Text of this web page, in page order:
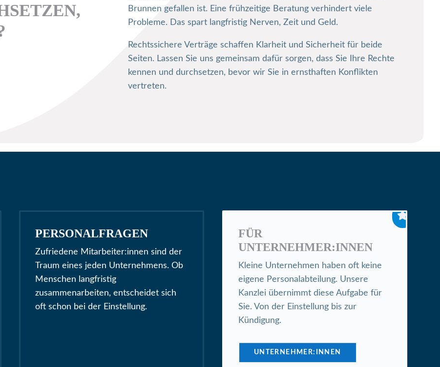
Brunnen gefallen ist. Eine frühzeitige Beratung verhindert viele
Probleme. Das spart langfristig Nerven, Zeit und Geld.
Rechtssichere Verträge schaffen Klarheit und Sicherheit für beide
Seiten. Lassen Sie uns gemeinsam dafür sorgen, dass Sie Ihre Rechte
kennen und durchsetzen, bevor wir Sie in ernsthaften Konflikten
vertreten.
PERSONALFRAGEN
Zufriedene Mitarbeiter:innen sind der
Traum eines jeden Unternehmens. Ob
Menschen langfristig
zusammenarbeiten, entscheidet sich
oft schon bei der Einstellung.
FÜR
UNTERNEHMER:INNEN
Kleine Unternehmen haben oft keine
eigene Personalabteilung. Unsere
Kanzlei übernimmt diese Aufgabe für
Sie. Von der Einstellung bis zur
Kündigung.

UNTERNEHMER:INNEN